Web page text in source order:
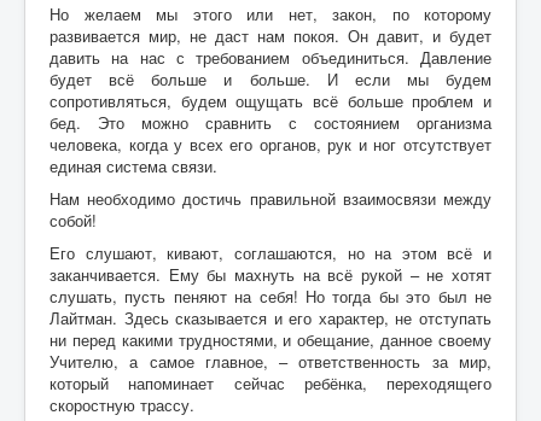
Но желаем мы этого или нет, закон, по которому
развивается мир, не даст нам покоя. Он давит, и будет
давить на нас с требованием объединиться. Давление
будет всё больше и больше. И если мы будем
сопротивляться, будем ощущать всё больше проблем и
бед. Это можно сравнить с состоянием организма
человека, когда у всех его органов, рук и ног отсутствует
единая система связи.
Нам необходимо достичь правильной взаимосвязи между
собой!
Его слушают, кивают, соглашаются, но на этом всё и
заканчивается. Ему бы махнуть на всё рукой – не хотят
слушать, пусть пеняют на себя! Но тогда бы это был не
Лайтман. Здесь сказывается и его характер, не отступать
ни перед какими трудностями, и обещание, данное своему
Учителю, а самое главное, – ответственность за мир,
который напоминает сейчас ребёнка, переходящего
скоростную трассу.